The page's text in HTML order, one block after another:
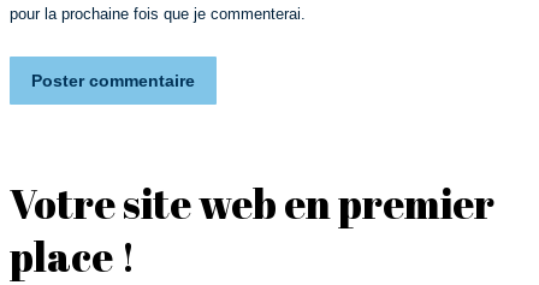
pour la prochaine fois que je commenterai.
Poster commentaire
Votre site web en premier
place !